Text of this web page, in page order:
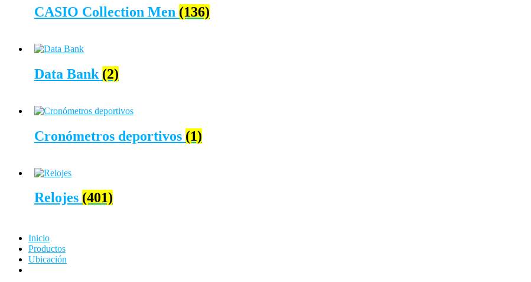
CASIO Collection Men (136)
Data Bank (2)
Cronómetros deportivos (1)
Relojes (401)
Inicio
Productos
Ubicación